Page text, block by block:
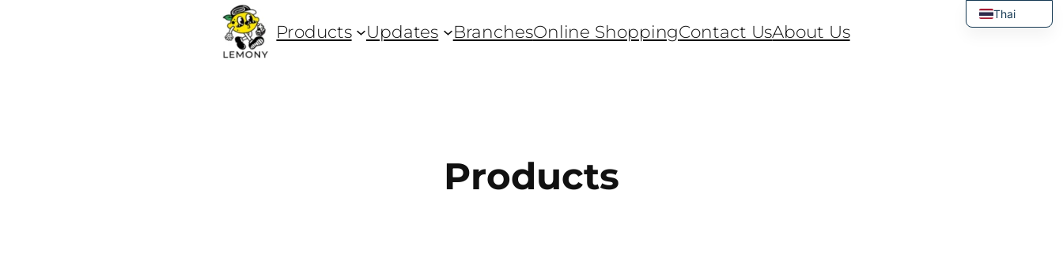
Products Updates BranchesOnline ShoppingContact UsAbout Us
Products
Thai